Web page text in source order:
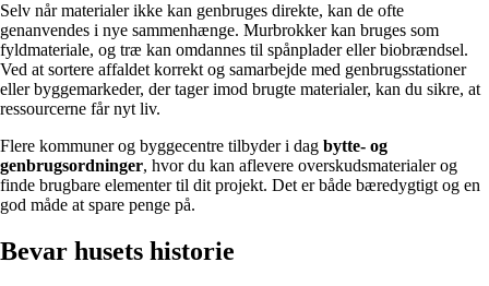
Selv når materialer ikke kan genbruges direkte, kan de ofte
genanvendes i nye sammenhænge. Murbrokker kan bruges som
fyldmateriale, og træ kan omdannes til spånplader eller biobrændsel.
Ved at sortere affaldet korrekt og samarbejde med genbrugsstationer
eller byggemarkeder, der tager imod brugte materialer, kan du sikre, at
ressourcerne får nyt liv.
Flere kommuner og byggecentre tilbyder i dag bytte- og
genbrugsordninger, hvor du kan aflevere overskudsmaterialer og
finde brugbare elementer til dit projekt. Det er både bæredygtigt og en
god måde at spare penge på.
Bevar husets historie